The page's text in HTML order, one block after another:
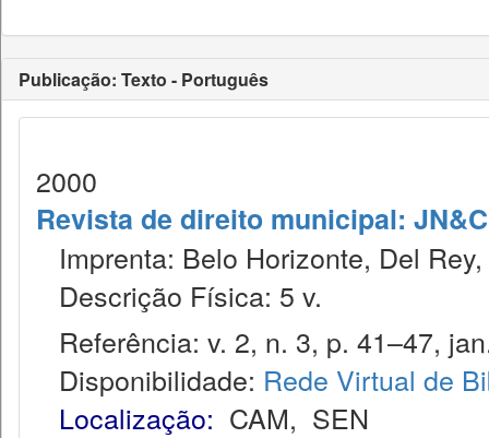
Publicação: Texto - Português
2000
Revista de direito municipal:
Imprenta: Belo Horizonte, Del
Descrição Física: 5 v.
Referência: v. 2, n. 3, p. 41–47,
Disponibilidade: Rede Virtual de
Localização: CAM, SEN